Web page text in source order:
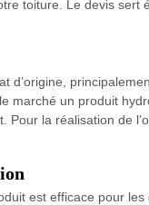
toiture. Le devis
un produit
la réalisation de
est efficace pour